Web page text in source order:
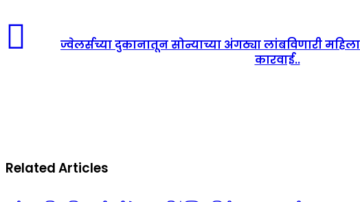
ज्वेलर्सच्या दुकानातून सोन्याच्या अंगठ्या लांबविणारी
कारवाई..
Related Articles